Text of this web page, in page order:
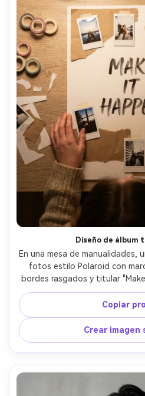
Diseño de álbum
En una mesa de manualidades,
fotos estilo Polaroid con
bordes rasgados y titular
manuscrita, con una joven en
el póster sobre un foam board,
Z8, 50mm f/1.8, ángulo vertical
y enfocado, texturas
resolución
Copiar
Crear imagen